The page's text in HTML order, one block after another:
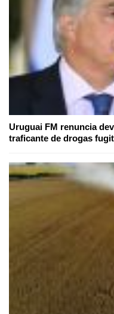
Uruguai FM renuncia
traficante de drogas